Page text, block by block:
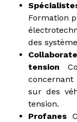
Formation
des
tension
sur des
tension.
Profanes